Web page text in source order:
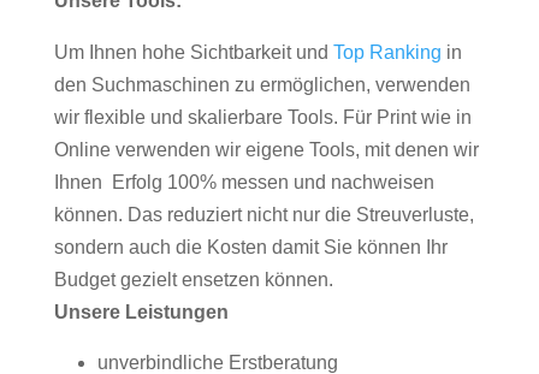
Um Ihnen hohe Sichtbarkeit und Top Ranking in
den Suchmaschinen zu ermöglichen, verwenden
wir flexible und skalierbare Tools. Für Print wie in
Online verwenden wir eigene Tools, mit denen wir
Ihnen Erfolg 100% messen und nachweisen
können. Das reduziert nicht nur die Streuverluste,
sondern auch die Kosten damit Sie können Ihr
Budget gezielt ensetzen können.
Unsere Leistungen
unverbindliche Erstberatung